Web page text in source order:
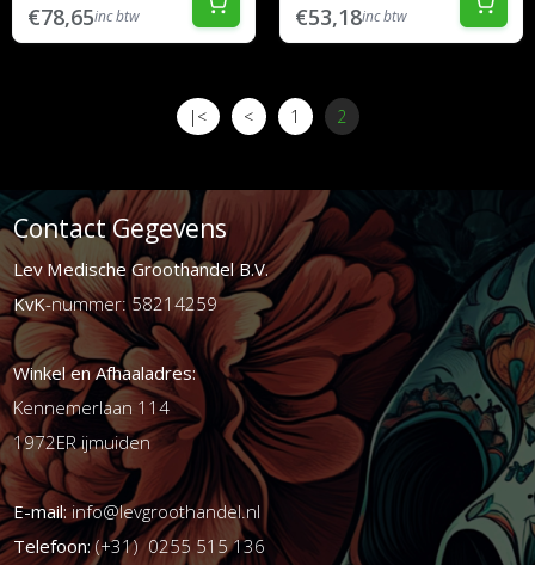
€78,65inc btw €53,18inc btw
|< < 1 2
Contact Gegevens
Lev Medische Groothandel B.V.
KvK-nummer: 58214259
Winkel en Afhaaladres:
Kennemerlaan 114
1972ER ijmuiden
E-mail:info@levgroothandel.nl
Telefoon:(+31) 0255 515 136